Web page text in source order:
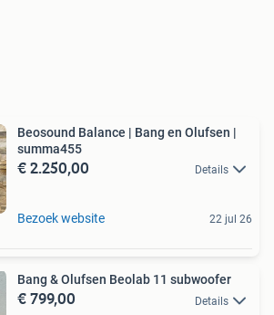
Beosound Balance | Bang en Olufsen |
summa455
€ 2.250,00 Details
Bezoek website 22 jul 26
Bang & Olufsen Beolab 11 subwoofer
€ 799,00 Details